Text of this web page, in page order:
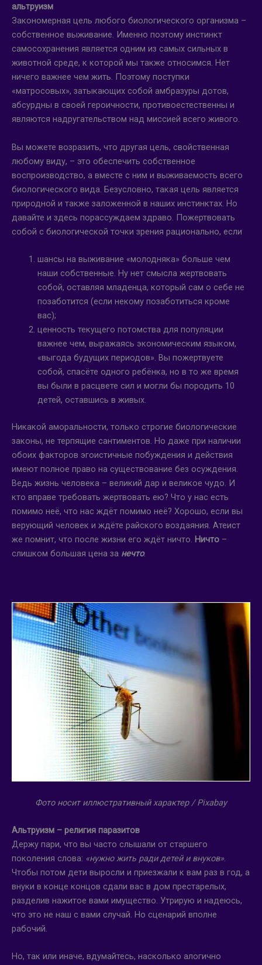
альтруизм
Закономерная цель любого биологического организма –
собственное выживание. Именно поэтому инстинкт
самосохранения является одним из самых сильных в
животной среде, к которой мы также относимся. Нет
ничего важнее чем жить. Поэтому поступки
«матросовых», затыкающих собой амбразуры дотов,
абсурдны в своей героичности, противоестественны и
являются надругательством над миссией всего живого.
Вы можете возразить, что другая цель, свойственная
любому виду, – это обеспечить собственное
воспроизводство, а вместе с ним и выживаемость всего
биологического вида. Безусловно, такая цель является
природной и также заложенной в наших инстинктах. Но
давайте и здесь порассуждаем здраво. Пожертвовать
собой с биологической точки зрения рационально, если
шансы на выживание «молодняка» больше чем
наши собственные. Ну нет смысла жертвовать
собой, оставляя младенца, который сам о себе не
позаботится (если некому позаботиться кроме
вас);
ценность текущего потомства для популяции
важнее чем, выражаясь экономическим языком,
«выгода будущих периодов». Вы пожертвуете
собой, спасёте одного ребёнка, но в то же время
вы были в расцвете сил и могли бы породить 10
детей, оставшись в живых.
Никакой аморальности, только строгие биологические
законы, не терпящие сантиментов. Но даже при наличии
обоих факторов эгоистичные побуждения и действия
имеют полное право на существование без осуждения.
Ведь жизнь человека – великий дар и великое чудо. И
кто вправе требовать жертвовать ею? Что у нас есть
помимо неё, что нас ждёт помимо неё? Хорошо, если вы
верующий человек и ждёте райского воздаяния. Атеист
же помнит, что после жизни его ждёт ничто. Ничто –
слишком большая цена за нечто.
Фото носит иллюстративный характер /Pixabay
Альтруизм – религия паразитов
Держу пари, что вы часто слышали от старшего
поколения слова: «нужно жить ради детей и внуков».
Чтобы потом дети выросли и приезжали к вам раз в год, а
внуки в конце концов сдали вас в дом престарелых,
разделив нажитое вами имущество. Утрирую и надеюсь,
что это не наш с вами случай. Но сценарий вполне
рабочий.
Но, так или иначе, вдумайтесь, насколько алогично